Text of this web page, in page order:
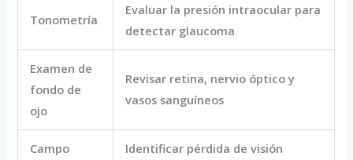
Tonometría
Evaluar la presión intraocular para
detectar glaucoma
Examen de
fondo de
ojo
Revisar retina, nervio óptico y
vasos sanguíneos
Campo
Identificar pérdida de visión